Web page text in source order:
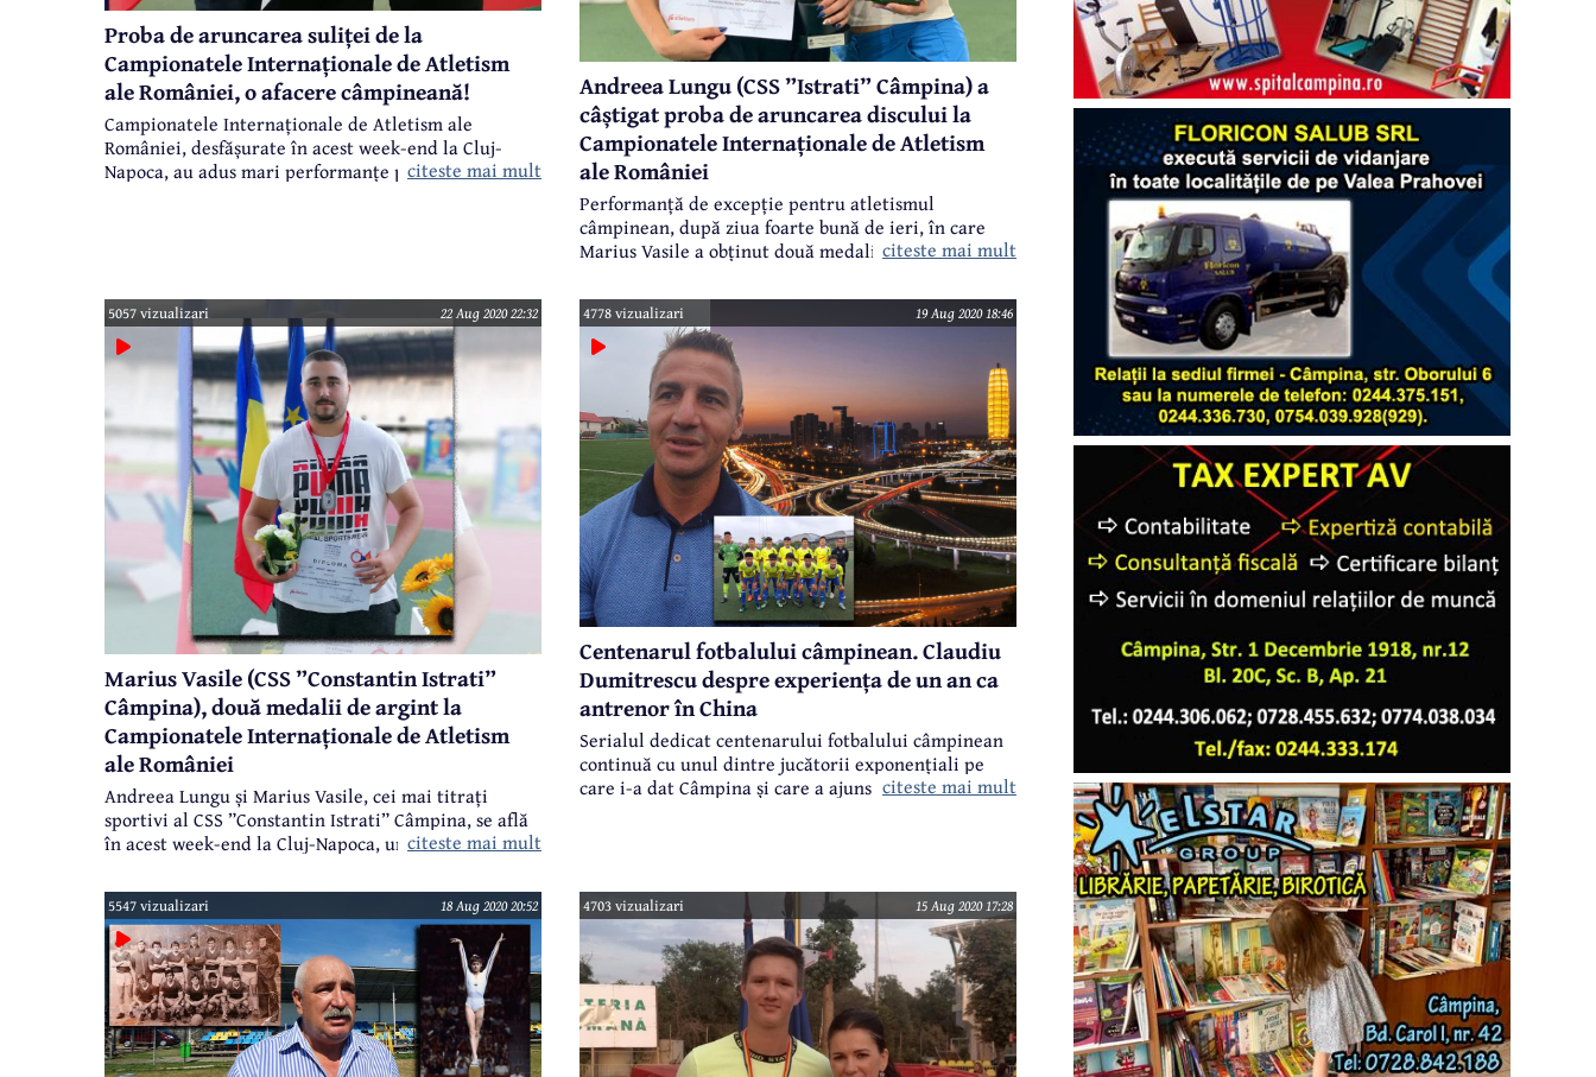
Proba de aruncarea suliței de la
Campionatele Internaționale de Atletism
ale României, o afacere câmpineană!
Campionatele Internaționale de Atletism ale
României, desfășurate în acest week-end la Cluj-
Napoca, au adus mari performanțe pentru atletismul
citeste mai mult
Andreea Lungu (CSS ”Istrati” Câmpina) a
câștigat proba de aruncarea discului la
Campionatele Internaționale de Atletism
ale României
Performanță de excepție pentru atletismul
câmpinean, după ziua foarte bună de ieri, în care
Marius Vasile a obținut două medalii de argint, în
În a doua zi a Campionatelor Internaționale de
Atletism ale României, la Cluj-Napoca, pe Cluj Arena,
Andreea Lungu a câștigat proba de aruncarea
discului, cu o aruncare de 45,79m.
citeste mai mult
5057 vizualizari 22 Aug 2020 22:32
Marius Vasile (CSS ”Constantin Istrati”
Câmpina), două medalii de argint la
Campionatele Internaționale de Atletism
ale României
Andreea Lungu și Marius Vasile, cei mai titrați
sportivi al CSS ”Constantin Istrati” Câmpina, se află
în acest week-end la Cluj-Napoca, unde participă la
Atletism ale României.
citeste mai mult
4778 vizualizari 19 Aug 2020 18:46
Centenarul fotbalului câmpinean. Claudiu
Dumitrescu despre experiența de un an ca
antrenor în China
Serialul dedicat centenarului fotbalului câmpinean
continuă cu unul dintre jucătorii exponențiali pe
care i-a dat Câmpina și care a ajuns pe prima scenă a
citeste mai mult
5547 vizualizari 18 Aug 2020 20:52 4703 vizualizari 15 Aug 2020 17:28